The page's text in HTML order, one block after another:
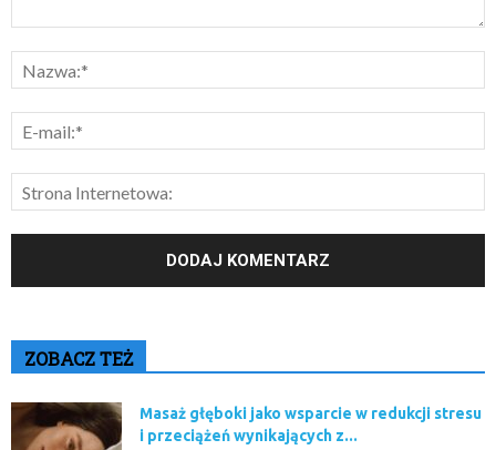
ZOBACZ TEŻ
Masaż głęboki jako wsparcie w redukcji stresu
i przeciążeń wynikających z...